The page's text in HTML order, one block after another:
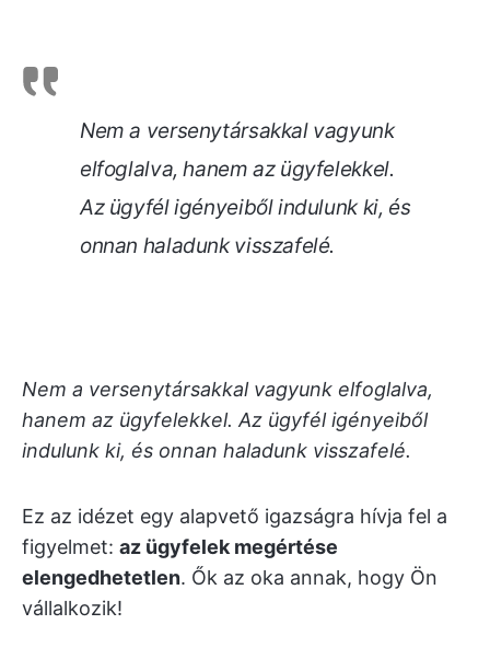
Nem a versenytársakkal vagyunk
elfoglalva, hanem az ügyfelekkel.
Az ügyfél igényeiből indulunk ki, és
onnan haladunk visszafelé.
Nem a versenytársakkal vagyunk elfoglalva,
hanem az ügyfelekkel. Az ügyfél igényeiből
indulunk ki, és onnan haladunk visszafelé.
Ez az idézet egy alapvető igazságra hívja fel a
figyelmet: az ügyfelek megértése
elengedhetetlen. Ők az oka annak, hogy Ön
vállalkozik!